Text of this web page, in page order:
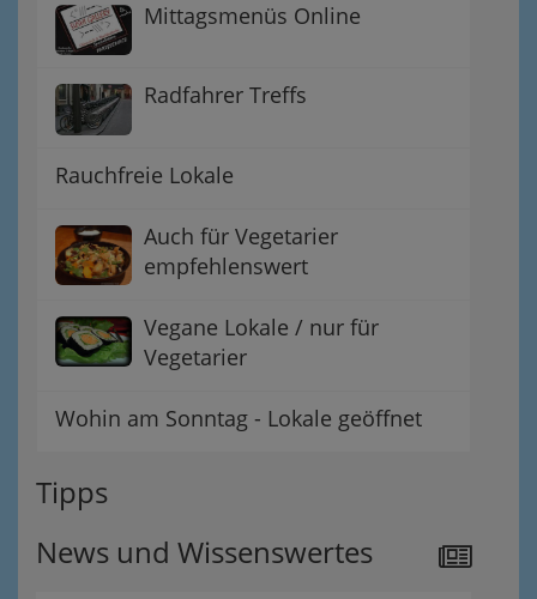
Mittagsmenüs Online
Radfahrer Treffs
Rauchfreie Lokale
Auch für Vegetarier
empfehlenswert
Vegane Lokale / nur für
Vegetarier
Wohin am Sonntag - Lokale geöffnet
Tipps
News und Wissenswertes